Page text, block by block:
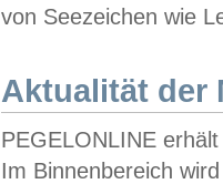
von Seezeichen wie
Aktualität der
PEGELONLINE
Im Binnenbereich